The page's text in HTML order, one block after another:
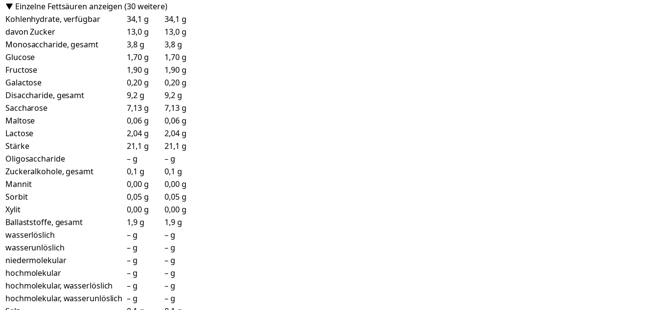
▼ Einzelne Fettsäuren anzeigen (30 weitere)
Kohlenhydrate, verfügbar
34,1 g
34,1 g
davon Zucker
13,0 g
13,0 g
Monosaccharide, gesamt
3,8 g
3,8 g
Glucose
1,70 g
1,70 g
Fructose
1,90 g
1,90 g
Galactose
0,20 g
0,20 g
Disaccharide, gesamt
9,2 g
9,2 g
Saccharose
7,13 g
7,13 g
Maltose
0,06 g
0,06 g
Lactose
2,04 g
2,04 g
Stärke
21,1 g
21,1 g
Oligosaccharide
– g
– g
Zuckeralkohole, gesamt
0,1 g
0,1 g
Mannit
0,00 g
0,00 g
Sorbit
0,05 g
0,05 g
Xylit
0,00 g
0,00 g
Ballaststoffe, gesamt
1,9 g
1,9 g
wasserlöslich
– g
– g
wasserunlöslich
– g
– g
niedermolekular
– g
– g
hochmolekular
– g
– g
hochmolekular, wasserlöslich
– g
– g
hochmolekular, wasserunlöslich – g
– g